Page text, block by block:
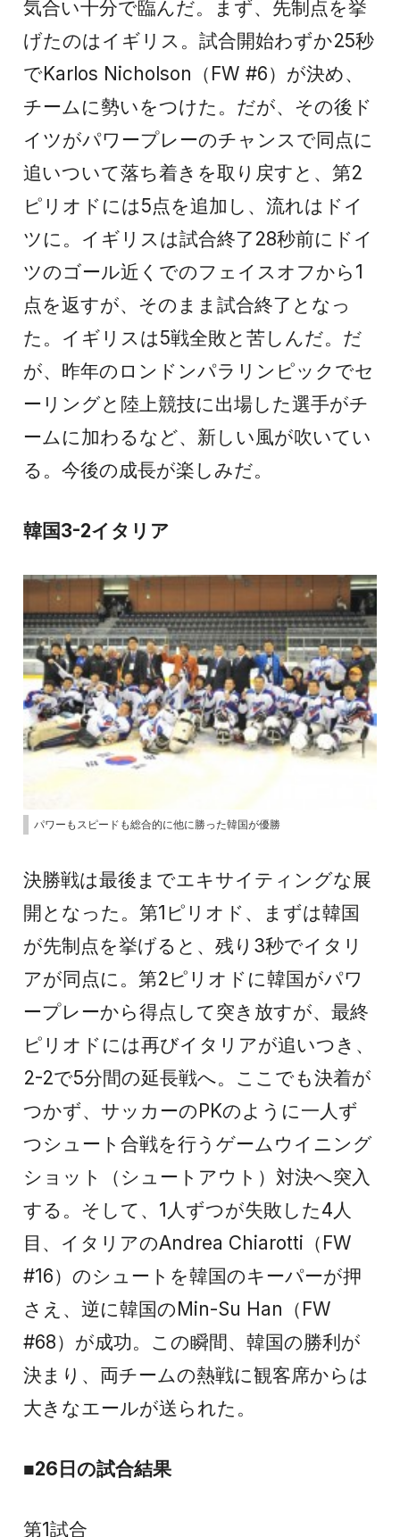
気合い十分で臨んだ。まず、先制点を挙
げたのはイギリス。試合開始わずか25秒
でKarlos Nicholson（FW #6）が決め、
チームに勢いをつけた。だが、その後ド
イツがパワープレーのチャンスで同点に
追いついて落ち着きを取り戻すと、第2
ピリオドには5点を追加し、流れはドイ
ツに。イギリスは試合終了28秒前にドイ
ツのゴール近くでのフェイスオフから1
点を返すが、そのまま試合終了となっ
た。イギリスは5戦全敗と苦しんだ。だ
が、昨年のロンドンパラリンピックでセ
ーリングと陸上競技に出場した選手がチ
ームに加わるなど、新しい風が吹いてい
る。今後の成長が楽しみだ。
韓国3-2イタリア
パワーもスピードも総合的に他に勝った韓国が優勝
決勝戦は最後までエキサイティングな展
開となった。第1ピリオド、まずは韓国
が先制点を挙げると、残り3秒でイタリ
アが同点に。第2ピリオドに韓国がパワ
ープレーから得点して突き放すが、最終
ピリオドには再びイタリアが追いつき、
2-2で5分間の延長戦へ。ここでも決着が
つかず、サッカーのPKのように一人ず
つシュート合戦を行うゲームウイニング
ショット（シュートアウト）対決へ突入
する。そして、1人ずつが失敗した4人
目、イタリアのAndrea Chiarotti（FW
#16）のシュートを韓国のキーパーが押
さえ、逆に韓国のMin-Su Han（FW
#68）が成功。この瞬間、韓国の勝利が
決まり、両チームの熱戦に観客席からは
大きなエールが送られた。
■26日の試合結果
第1試合